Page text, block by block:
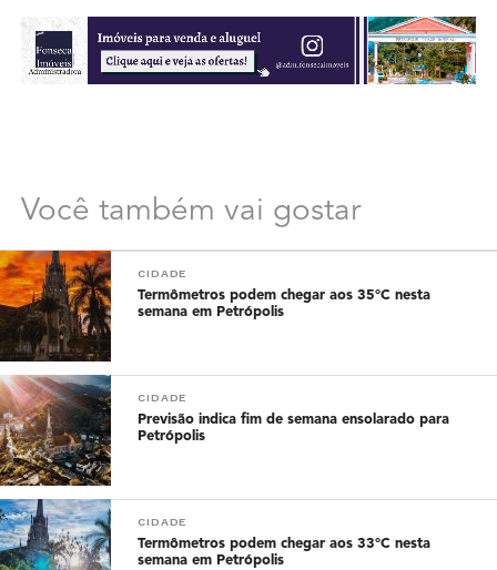
Você também vai gostar
CIDADE
Termômetros podem chegar aos 35°C nesta
semana em Petrópolis
CIDADE
Previsão indica fim de semana ensolarado para
Petrópolis
CIDADE
Termômetros podem chegar aos 33°C nesta
semana em Petrópolis